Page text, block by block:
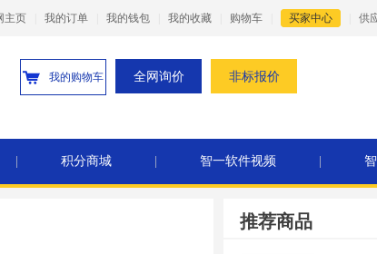
主页 我的订单 我的钱包 我的收藏 购物车 买家中心 供
我的购物车 全网询价 非标报价
积分商城 智一软件视频
推荐商品